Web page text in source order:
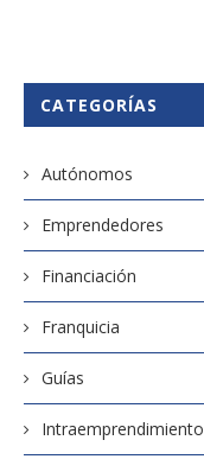
CATEGORÍAS
Autónomos
Emprendedores
Financiación
Franquicia
Guías
Intraemprendimiento